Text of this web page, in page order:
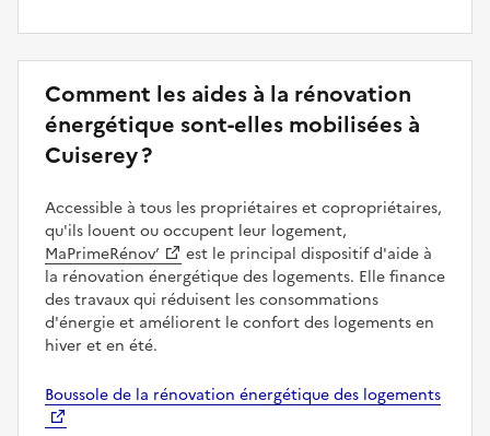
Comment les aides à la rénovation
énergétique sont-elles mobilisées à
Cuiserey ?
Accessible à tous les propriétaires et copropriétaires,
qu'ils louent ou occupent leur logement,
MaPrimeRénov’
est le principal dispositif d'aide à
la rénovation énergétique des logements. Elle finance
des travaux qui réduisent les consommations
d'énergie et améliorent le confort des logements en
hiver et en été.
Boussole de la rénovation énergétique des logements